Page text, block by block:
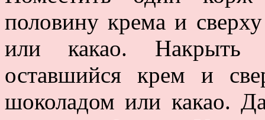
половину крема и
или какао. Накрыть
оставшийся крем и
шоколадом или какао.